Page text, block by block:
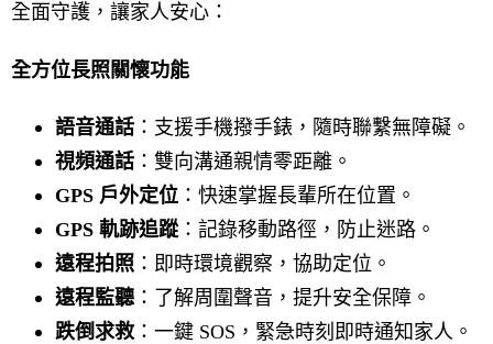
全面守護，讓家人安心：
全方位長照關懷功能
語音通話 ：支援手機撥手錶，隨時聯繫無障礙。
視頻通話 ：雙向溝通親情零距離。
GPS 戶外定位 ：快速掌握長輩所在位置。
GPS 軌跡追蹤：記錄移動路徑，防止迷路。
遠程拍照 ：即時環境觀察，協助定位。
遠程監聽 ：了解周圍聲音，提升安全保障。
跌倒求救 ：一鍵 SOS，緊急時刻即時通知家人。